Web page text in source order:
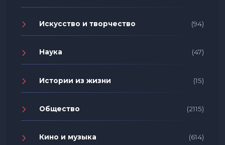
Искусство и творчество (94)
Наука (47)
Истории из жизни (15)
Общество (2115)
Кино и музыка (614)